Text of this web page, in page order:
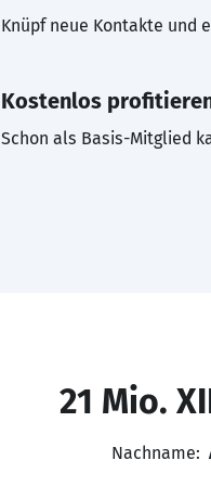
Knüpf neue Kontakte und
Kostenlos
Schon als Basis-Mitglied
21 Mio.
Nachname: